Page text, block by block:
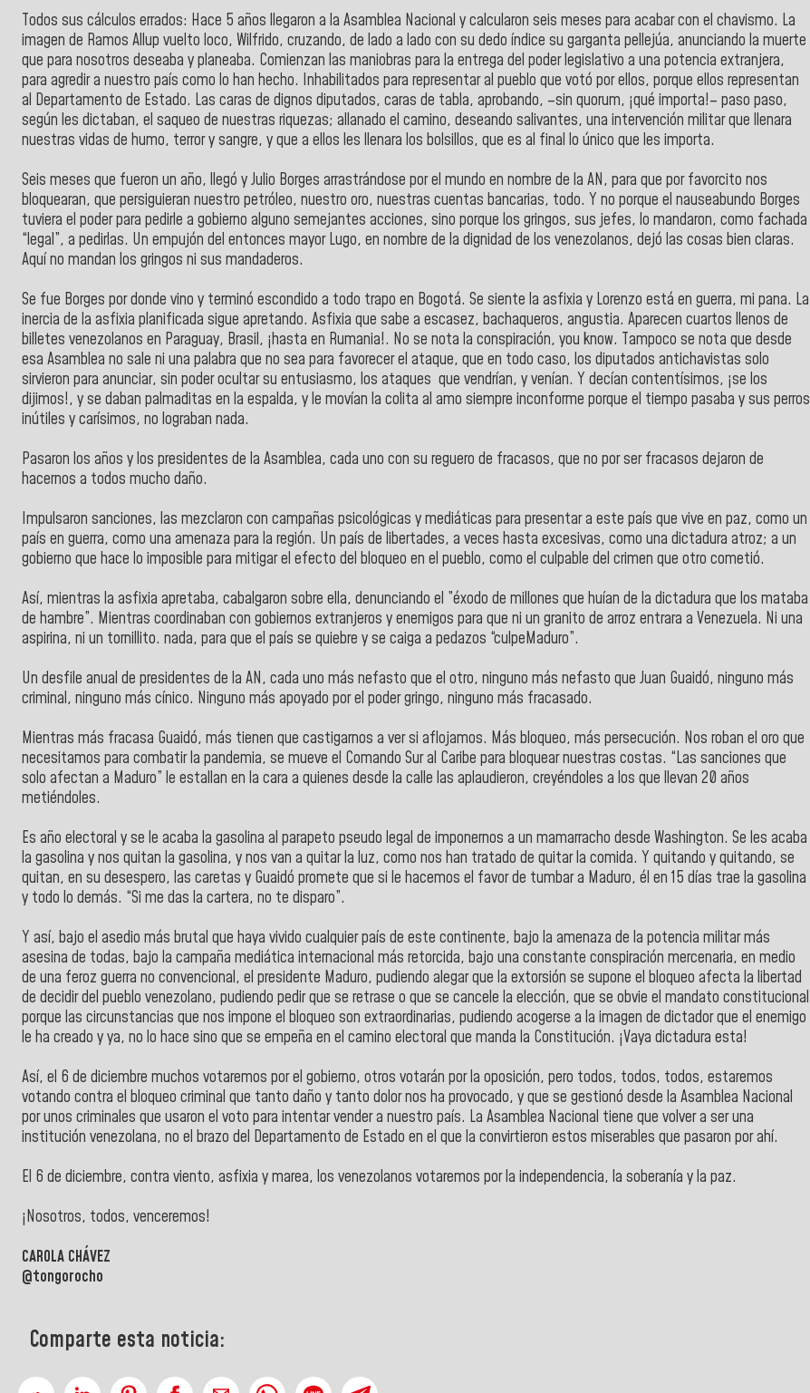
Todos sus cálculos errados: Hace 5 años llegaron a la Asamblea Nacional y calcularon seis meses para acabar con el chavismo. La
imagen de Ramos Allup vuelto loco, Wilfrido, cruzando, de lado a lado con su dedo índice su garganta pellejúa, anunciando la muerte
que para nosotros deseaba y planeaba. Comienzan las maniobras para la entrega del poder legislativo a una potencia extranjera,
para agredir a nuestro país como lo han hecho. Inhabilitados para representar al pueblo que votó por ellos, porque ellos representan
al Departamento de Estado. Las caras de dignos diputados, caras de tabla, aprobando, –sin quorum, ¡qué importa!– paso paso,
según les dictaban, el saqueo de nuestras riquezas; allanado el camino, deseando salivantes, una intervención militar que llenara
nuestras vidas de humo, terror y sangre, y que a ellos les llenara los bolsillos, que es al final lo único que les importa.
Seis meses que fueron un año, llegó y Julio Borges arrastrándose por el mundo en nombre de la AN, para que por favorcito nos
bloquearan, que persiguieran nuestro petróleo, nuestro oro, nuestras cuentas bancarias, todo. Y no porque el nauseabundo Borges
tuviera el poder para pedirle a gobierno alguno semejantes acciones, sino porque los gringos, sus jefes, lo mandaron, como fachada
“legal”, a pedirlas. Un empujón del entonces mayor Lugo, en nombre de la dignidad de los venezolanos, dejó las cosas bien claras.
Aquí no mandan los gringos ni sus mandaderos.
Se fue Borges por donde vino y terminó escondido a todo trapo en Bogotá. Se siente la asfixia y Lorenzo está en guerra, mi pana. La
inercia de la asfixia planificada sigue apretando. Asfixia que sabe a escasez, bachaqueros, angustia. Aparecen cuartos llenos de
billetes venezolanos en Paraguay, Brasil, ¡hasta en Rumania!. No se nota la conspiración, you know. Tampoco se nota que desde
esa Asamblea no sale ni una palabra que no sea para favorecer el ataque, que en todo caso, los diputados antichavistas solo
sirvieron para anunciar, sin poder ocultar su entusiasmo, los ataques que vendrían, y venían. Y decían contentísimos, ¡se los
dijimos!, y se daban palmaditas en la espalda, y le movían la colita al amo siempre inconforme porque el tiempo pasaba y sus perros
inútiles y carísimos, no lograban nada.
Pasaron los años y los presidentes de la Asamblea, cada uno con su reguero de fracasos, que no por ser fracasos dejaron de
hacernos a todos mucho daño.
Impulsaron sanciones, las mezclaron con campañas psicológicas y mediáticas para presentar a este país que vive en paz, como un
país en guerra, como una amenaza para la región. Un país de libertades, a veces hasta excesivas, como una dictadura atroz; a un
gobierno que hace lo imposible para mitigar el efecto del bloqueo en el pueblo, como el culpable del crimen que otro cometió.
Así, mientras la asfixia apretaba, cabalgaron sobre ella, denunciando el ”éxodo de millones que huían de la dictadura que los mataba
de hambre”. Mientras coordinaban con gobiernos extranjeros y enemigos para que ni un granito de arroz entrara a Venezuela. Ni una
aspirina, ni un tornillito. nada, para que el país se quiebre y se caiga a pedazos “culpeMaduro”.
Un desfile anual de presidentes de la AN, cada uno más nefasto que el otro, ninguno más nefasto que Juan Guaidó, ninguno más
criminal, ninguno más cínico. Ninguno más apoyado por el poder gringo, ninguno más fracasado.
Mientras más fracasa Guaidó, más tienen que castigarnos a ver si aflojamos. Más bloqueo, más persecución. Nos roban el oro que
necesitamos para combatir la pandemia, se mueve el Comando Sur al Caribe para bloquear nuestras costas. “Las sanciones que
solo afectan a Maduro” le estallan en la cara a quienes desde la calle las aplaudieron, creyéndoles a los que llevan 20 años
metiéndoles.
Es año electoral y se le acaba la gasolina al parapeto pseudo legal de imponernos a un mamarracho desde Washington. Se les acaba
la gasolina y nos quitan la gasolina, y nos van a quitar la luz, como nos han tratado de quitar la comida. Y quitando y quitando, se
quitan, en su desespero, las caretas y Guaidó promete que si le hacemos el favor de tumbar a Maduro, él en 15 días trae la gasolina
y todo lo demás. “Si me das la cartera, no te disparo”.
Y así, bajo el asedio más brutal que haya vivido cualquier país de este continente, bajo la amenaza de la potencia militar más
asesina de todas, bajo la campaña mediática internacional más retorcida, bajo una constante conspiración mercenaria, en medio
de una feroz guerra no convencional, el presidente Maduro, pudiendo alegar que la extorsión se supone el bloqueo afecta la libertad
de decidir del pueblo venezolano, pudiendo pedir que se retrase o que se cancele la elección, que se obvie el mandato constitucional
porque las circunstancias que nos impone el bloqueo son extraordinarias, pudiendo acogerse a la imagen de dictador que el enemigo
le ha creado y ya, no lo hace sino que se empeña en el camino electoral que manda la Constitución. ¡Vaya dictadura esta!
Así, el 6 de diciembre muchos votaremos por el gobierno, otros votarán por la oposición, pero todos, todos, todos, estaremos
votando contra el bloqueo criminal que tanto daño y tanto dolor nos ha provocado, y que se gestionó desde la Asamblea Nacional
por unos criminales que usaron el voto para intentar vender a nuestro país. La Asamblea Nacional tiene que volver a ser una
institución venezolana, no el brazo del Departamento de Estado en el que la convirtieron estos miserables que pasaron por ahí.
El 6 de diciembre, contra viento, asfixia y marea, los venezolanos votaremos por la independencia, la soberanía y la paz.
¡Nosotros, todos, venceremos!
CAROLA CHÁVEZ
@tongorocho
Comparte esta noticia: